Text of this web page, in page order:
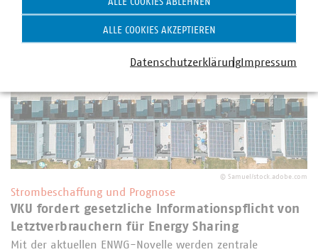
© Samuel/stock.adobe.com
Strombeschaffung und Prognose
VKU fordert gesetzliche Informationspflicht von
Letztverbrauchern für Energy Sharing
Mit der aktuellen ENWG-Novelle werden zentrale
ALLE COOKIES AKZEPTIEREN
DatenschutzerklärungImpressum